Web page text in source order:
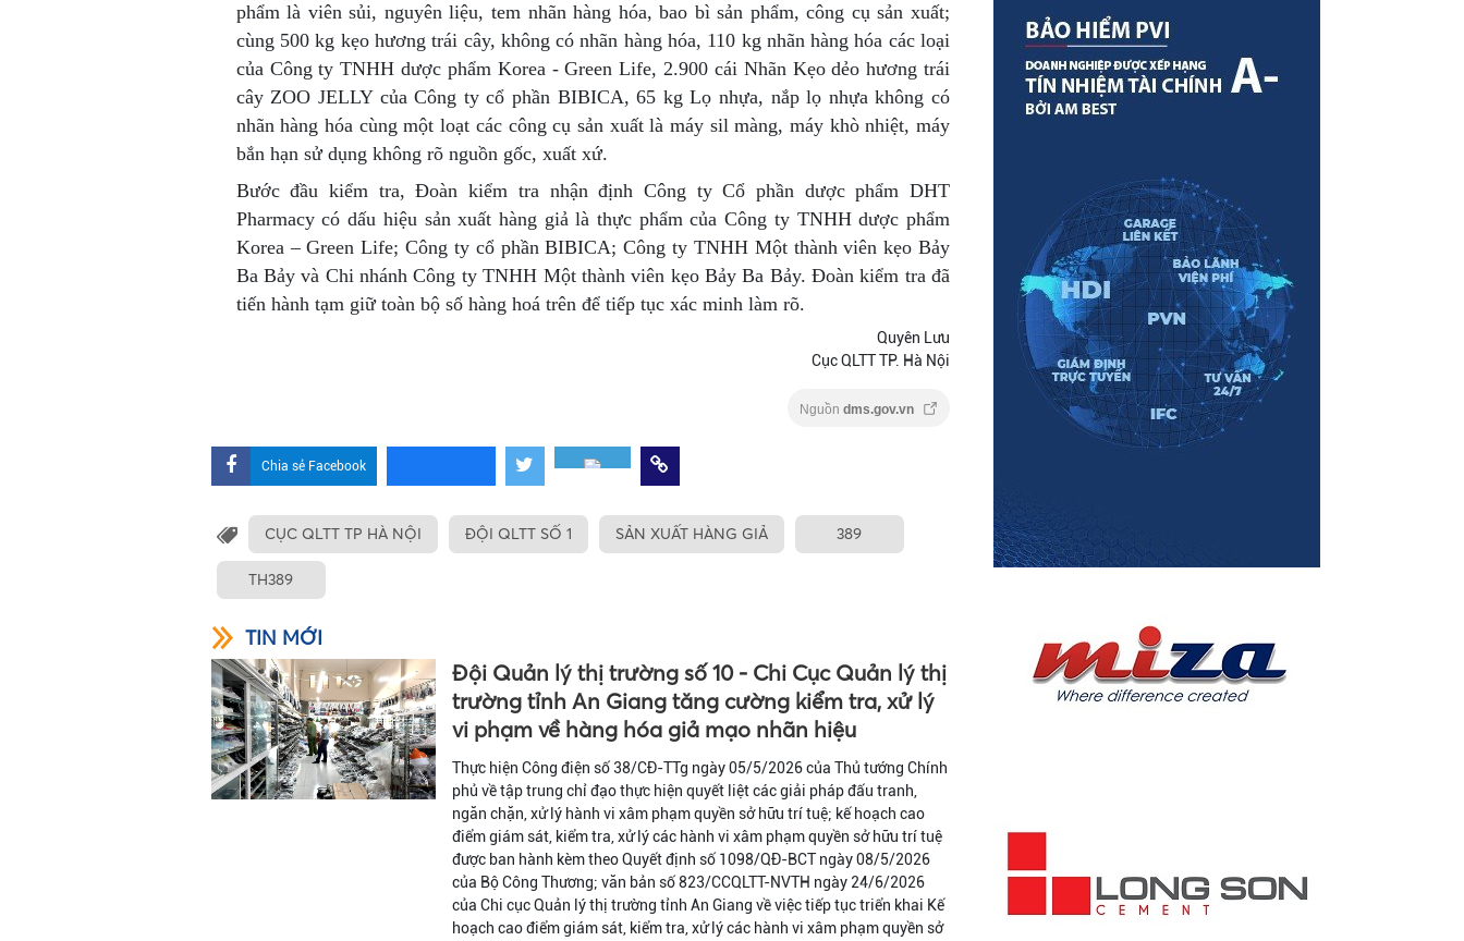
phẩm là viên sủi, nguyên liệu, tem nhãn hàng hóa, bao bì sản phẩm, công cụ sản xuất;
cùng 500 kg kẹo hương trái cây, không có nhãn hàng hóa, 110 kg nhãn hàng hóa các loại
của Công ty TNHH dược phẩm Korea - Green Life, 2.900 cái Nhãn Kẹo dẻo hương trái
cây ZOO JELLY của Công ty cổ phần BIBICA, 65 kg Lọ nhựa, nắp lọ nhựa không có
nhãn hàng hóa cùng một loạt các công cụ sản xuất là máy sil màng, máy khò nhiệt, máy
bắn hạn sử dụng không rõ nguồn gốc, xuất xứ.
Bước đầu kiểm tra, Đoàn kiểm tra nhận định Công ty Cổ phần dược phẩm DHT
Pharmacy có dấu hiệu sản xuất hàng giả là thực phẩm của Công ty TNHH dược phẩm
Korea – Green Life; Công ty cổ phần BIBICA; Công ty TNHH Một thành viên kẹo Bảy
Ba Bảy và Chi nhánh Công ty TNHH Một thành viên kẹo Bảy Ba Bảy. Đoàn kiểm tra đã
tiến hành tạm giữ toàn bộ số hàng hoá trên để tiếp tục xác minh làm rõ.
Quyên Lưu
Cục QLTT TP. Hà Nội
Nguồn dms.gov.vn
Chia sẻ Facebook
CỤC QLTT TP HÀ NỘI ĐỘI QLTT SỐ 1 SẢN XUẤT HÀNG GIẢ 389
TH389
TIN MỚI
Đội Quản lý thị trường số 10 - Chi Cục Quản lý thị
trường tỉnh An Giang tăng cường kiểm tra, xử lý
vi phạm về hàng hóa giả mạo nhãn hiệu
Thực hiện Công điện số 38/CĐ-TTg ngày 05/5/2026 của Thủ tướng Chính
phủ về tập trung chỉ đạo thực hiện quyết liệt các giải pháp đấu tranh,
ngăn chặn, xử lý hành vi xâm phạm quyền sở hữu trí tuệ; kế hoạch cao
điểm giám sát, kiểm tra, xử lý các hành vi xâm phạm quyền sở hữu trí tuệ
được ban hành kèm theo Quyết định số 1098/QĐ-BCT ngày 08/5/2026
của Bộ Công Thương; văn bản số 823/CCQLTT-NVTH ngày 24/6/2026
của Chi cục Quản lý thị trường tỉnh An Giang về việc tiếp tục triển khai Kế
hoạch cao điểm giám sát, kiểm tra, xử lý các hành vi xâm phạm quyền sở